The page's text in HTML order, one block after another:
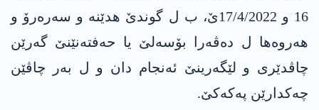
16 و 17/4/2022ێ، ب ل گوندێ هدێنه‌ و سه‌ره‌رۆ و
هه‌روه‌ها ل ده‌ڤه‌را بۆسه‌لێ یا حه‌فته‌نێنێ گه‌رێن
چاڤدێری و لێگه‌رینێ ئه‌نجام دان و ل به‌ر چاڤێن
چه‌كدارێن په‌كه‌كێ.